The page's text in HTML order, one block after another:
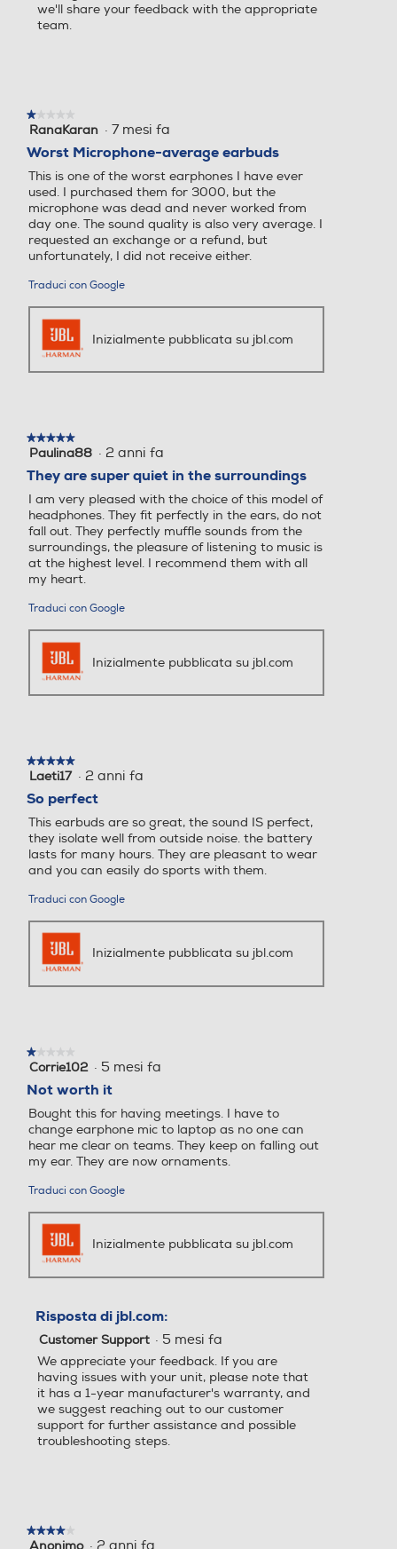
we'll share your feedback with the appropriate
team.
★★★★★
★★★★★
1
5
stelle.
RanaKaran · 7 mesi fa
Worst Microphone-average earbuds
This is one of the worst earphones I have ever
used. I purchased them for 3000, but the
microphone was dead and never worked from
day one. The sound quality is also very average. I
requested an exchange or a refund, but
unfortunately, I did not receive either.
Traduci con Google
Inizialmente pubblicata su jbl.com
★★★★★
★★★★★
5
5
stelle.
Paulina88 · 2 anni fa
They are super quiet in the surroundings
I am very pleased with the choice of this model of
headphones. They fit perfectly in the ears, do not
fall out. They perfectly muffle sounds from the
surroundings, the pleasure of listening to music is
at the highest level. I recommend them with all
my heart.
Traduci con Google
Inizialmente pubblicata su jbl.com
★★★★★
★★★★★
5
5
stelle.
Laeti17 · 2 anni fa
So perfect
This earbuds are so great, the sound IS perfect,
they isolate well from outside noise. the battery
lasts for many hours. They are pleasant to wear
and you can easily do sports with them.
Traduci con Google
Inizialmente pubblicata su jbl.com
★★★★★
★★★★★
1
5
stelle.
Corrie102 · 5 mesi fa
Not worth it
Bought this for having meetings. I have to
change earphone mic to laptop as no one can
hear me clear on teams. They keep on falling out
my ear. They are now ornaments.
Traduci con Google
Inizialmente pubblicata su jbl.com
Risposta di jbl.com:
Customer Support · 5 mesi fa
We appreciate your feedback. If you are
having issues with your unit, please note that
it has a 1-year manufacturer's warranty, and
we suggest reaching out to our customer
support for further assistance and possible
troubleshooting steps.
★★★★★
★★★★★
4
Anonimo